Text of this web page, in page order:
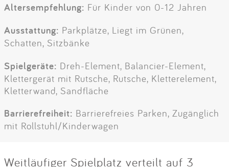
Altersempfehlung: Für Kinder von 0-12 Jahren
Ausstattung: Parkplätze, Liegt im Grünen,
Schatten, Sitzbänke
Spielgeräte: Dreh-Element, Balancier-Element,
Klettergerät mit Rutsche, Rutsche, Kletterelement,
Kletterwand, Sandfläche
Barrierefreiheit: Barrierefreies Parken, Zugänglich
mit Rollstuhl/Kinderwagen
Weitläufiger Spielplatz verteilt auf 3